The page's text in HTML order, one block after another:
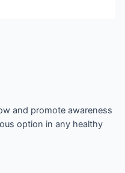
and promote awareness
option in any healthy